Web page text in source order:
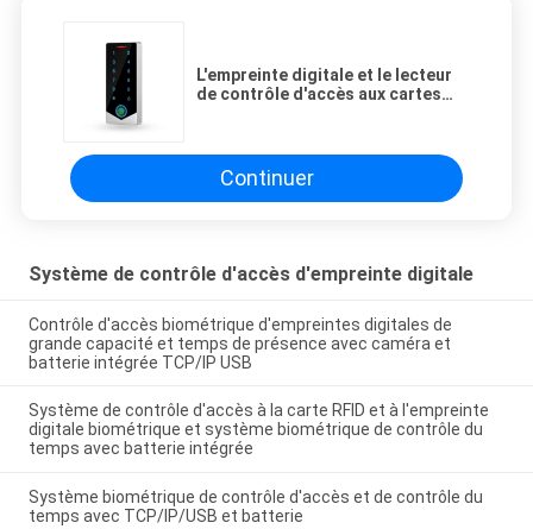
L'empreinte digitale et le lecteur
de contrôle d'accès aux cartes
Continuer
Système de contrôle d'accès d'empreinte digitale
Contrôle d'accès biométrique d'empreintes digitales de
grande capacité et temps de présence avec caméra et
batterie intégrée TCP/IP USB
Système de contrôle d'accès à la carte RFID et à l'empreinte
digitale biométrique et système biométrique de contrôle du
temps avec batterie intégrée
Système biométrique de contrôle d'accès et de contrôle du
temps avec TCP/IP/USB et batterie